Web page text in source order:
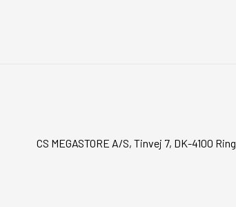
CS MEGASTORE A/S, Tinvej 7, DK-4100